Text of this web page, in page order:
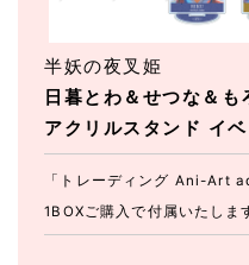
日暮とわ＆せつな＆
アクリルスタンド イ
半妖の夜叉姫
「トレーディング Ani-Art
1BOXご購入で付属いたしま